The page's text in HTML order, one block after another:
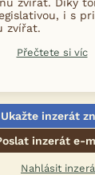
i s
zvířat.
Přečtete si víc
Ukažte inzerát
inzerát e-
Nahlásit